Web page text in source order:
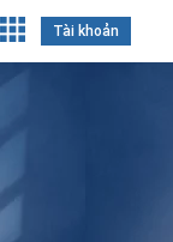
Tài khoản